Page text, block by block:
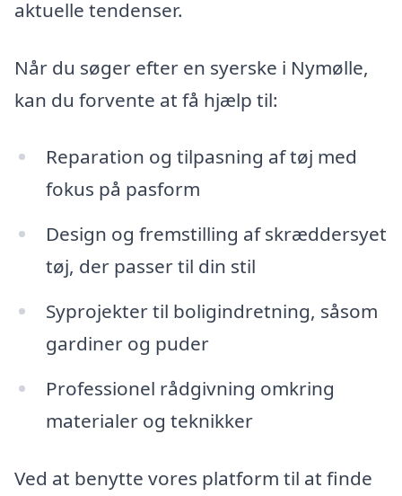
aktuelle tendenser.
Når du søger efter en syerske i Nymølle,
kan du forvente at få hjælp til:
Reparation og tilpasning af tøj med
fokus på pasform
Design og fremstilling af skræddersyet
tøj, der passer til din stil
Syprojekter til boligindretning, såsom
gardiner og puder
Professionel rådgivning omkring
materialer og teknikker
Ved at benytte vores platform til at finde